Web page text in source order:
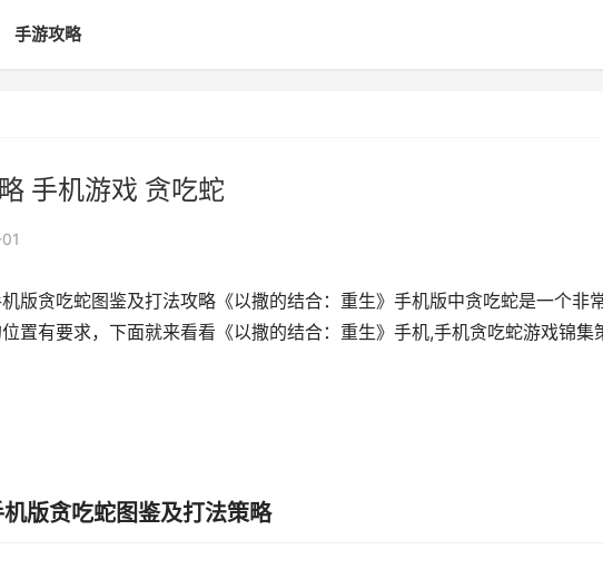
手游攻略
手机游戏 贪吃蛇
版贪吃蛇图鉴及打法攻略《以撒的结合：重生》手机版中贪吃蛇是一个非
置有要求，下面就来看看《以撒的结合：重生》手机,手机贪吃蛇游戏锦集
版贪吃蛇图鉴及打法策略